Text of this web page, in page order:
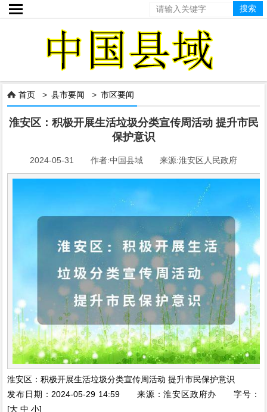

 首页 >县市要闻 >市区要闻
淮安区：积极开展生活垃圾分类宣传周活动 提升市民
保护意识
2024-05-31 作者:中国县域 来源:淮安区人民政府
淮安区：积极开展生活垃圾分类宣传周活动 提升市民保护意识
发布日期：2024-05-29 14:59 来源：淮安区政府办 字号：
[大 中 小]